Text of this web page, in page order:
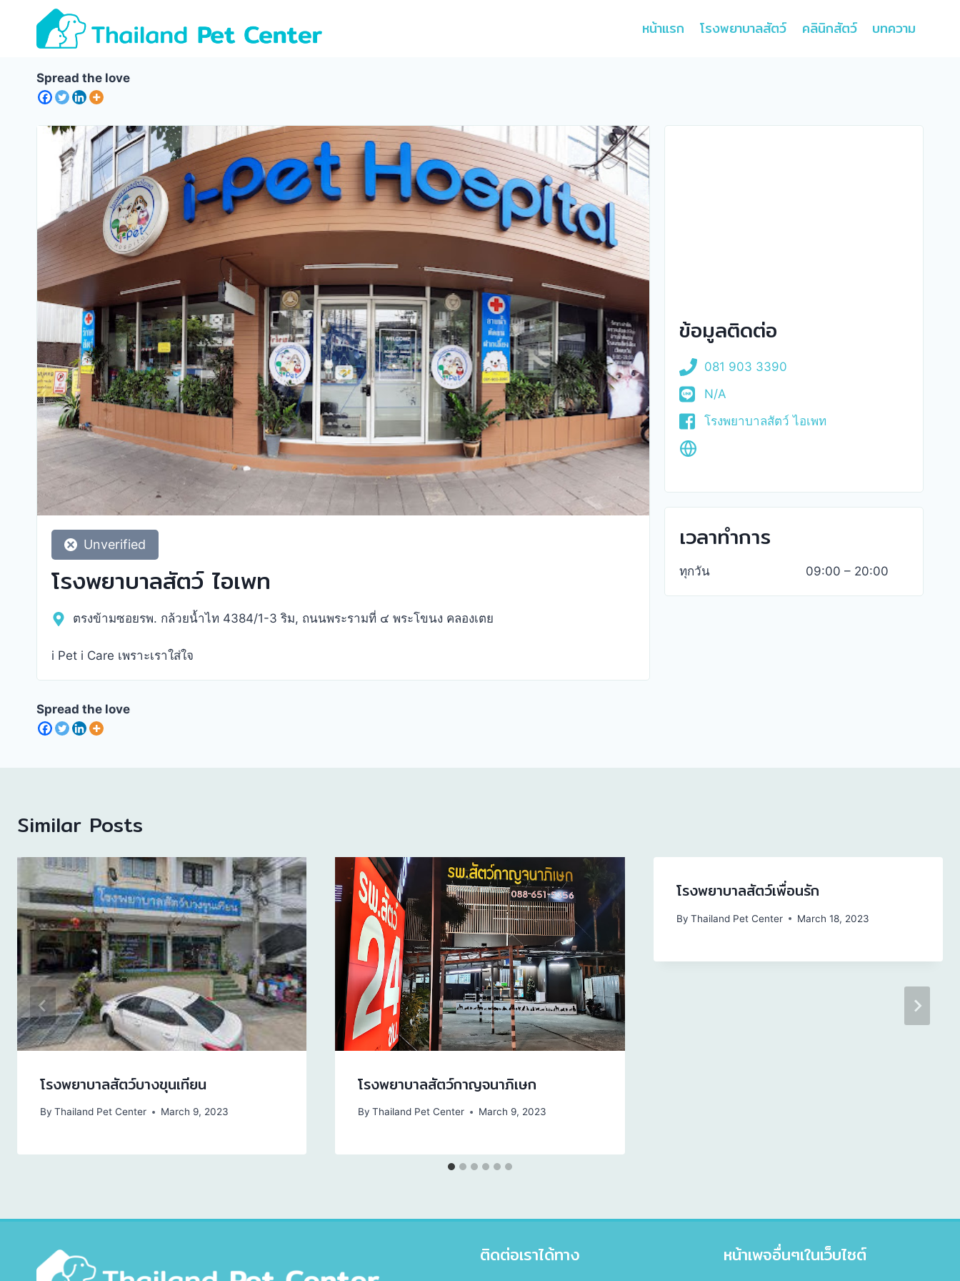
content
หน้าแรก โรงพยาบาลสัตว์ คลินิกสัตว์ บทความ
Spread the love
Unverified
โรงพยาบาลสัตว์ ไอเพท
ตรงข้ามซอยรพ. กล้วยน้ำไท 4384/1-3 ริม, ถนนพระรามที่ ๔ พระโขนง คลองเตย
i Pet i Care เพราะเราใส่ใจ
ข้อมูลติดต่อ
081 903 3390
N/A
โรงพยาบาลสัตว์ ไอเพท
เวลาทำการ
ทุกวัน 09:00 – 20:00
Spread the love
Similar Posts
โรงพยาบาลสัตว์บางขุนเทียน
By Thailand Pet Center March 9, 2023
โรงพยาบาลสัตว์กาญจนาภิเษก
By Thailand Pet Center March 9, 2023
โรงพยาบาลสัตว์เพื่อนรัก
By Thailand Pet Center March 18, 2023
ติดต่อเราได้ทาง หน้าเพจอื่นๆเในเว็บไซต์